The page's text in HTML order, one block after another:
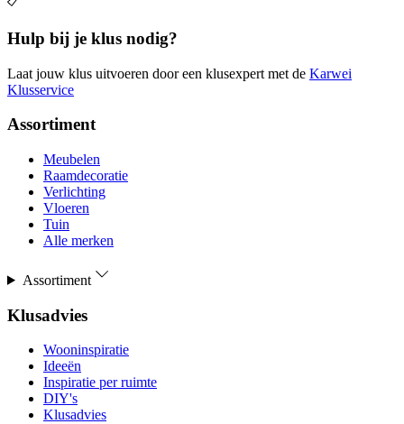
Hulp bij je klus nodig?
Laat jouw klus uitvoeren door een klusexpert met de Karwei
Klusservice
Assortiment
Meubelen
Raamdecoratie
Verlichting
Vloeren
Tuin
Alle merken
Assortiment
Klusadvies
Wooninspiratie
Ideeën
Inspiratie per ruimte
DIY's
Klusadvies